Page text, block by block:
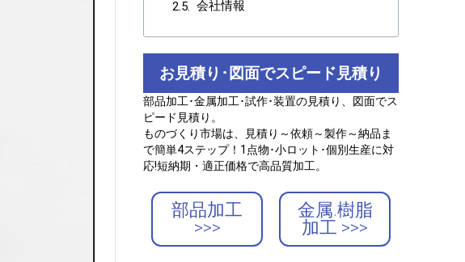
会社情報
お見積り･図面でスピード見積り
部品加工･金属加工･試作･装置の見積り、図面でス
ピード見積り。
ものづくり市場は、見積り～依頼～製作～納品ま
で簡単4ステップ！1点物･小ロット･個別生産に対
応!短納期・適正価格で高品質加工。
部品加工
>>>
金属.樹脂
加工 >>>